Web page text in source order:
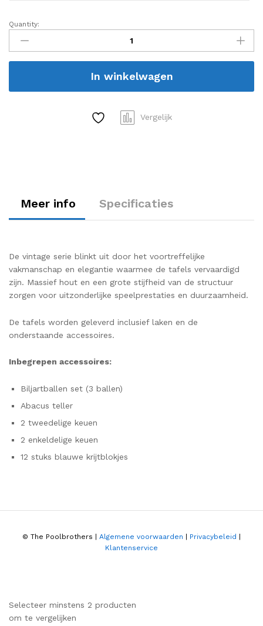
Oporto
Carambole
(Vintage
serie)
Quantity:
In winkelwagen
Vergelijk
Meer info Specificaties
De vintage serie blinkt uit door het voortreffelijke
vakmanschap en elegantie waarmee de tafels vervaardigd
zijn. Massief hout en een grote stijfheid van de structuur
zorgen voor uitzonderlijke speelprestaties en duurzaamheid.
De tafels worden geleverd inclusief laken en de
onderstaande accessoires.
Inbegrepen accessoires:
Biljartballen set (3 ballen)
Abacus teller
2 tweedelige keuen
2 enkeldelige keuen
12 stuks blauwe krijtblokjes
© The Poolbrothers | Algemene voorwaarden Privacybeleid
Klantenservice
Selecteer minstens 2 producten
om te vergelijken